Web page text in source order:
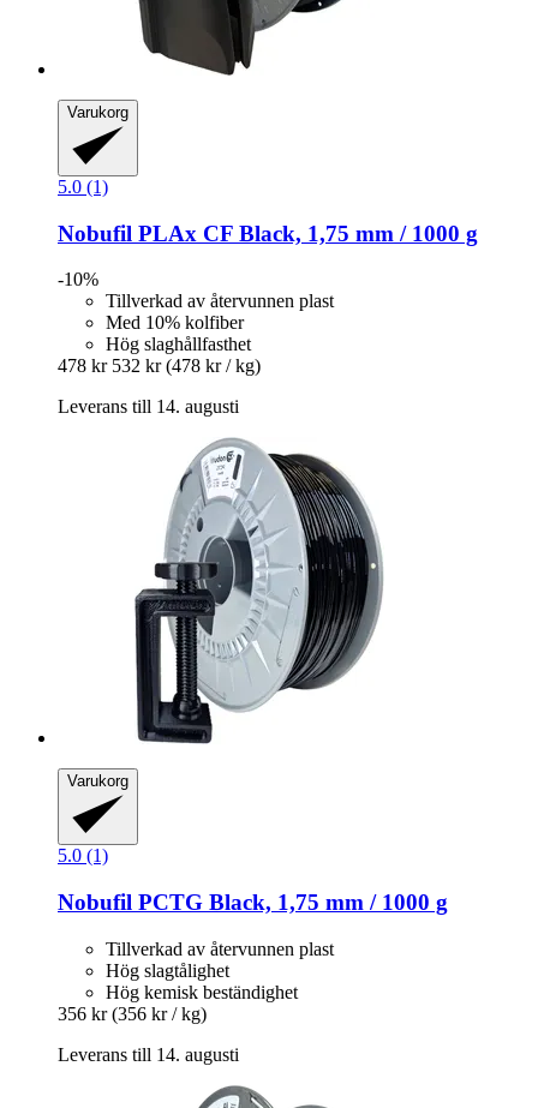
Varukorg
5.0 (1)
Nobufil PLAx CF Black, 1,75 mm / 1000 g
-10%
Tillverkad av återvunnen plast
Med 10% kolfiber
Hög slaghållfasthet
478 kr 532 kr (478 kr / kg)
Leverans till 14. augusti
Varukorg
5.0 (1)
Nobufil PCTG Black, 1,75 mm / 1000 g
Tillverkad av återvunnen plast
Hög slagtålighet
Hög kemisk beständighet
356 kr (356 kr / kg)
Leverans till 14. augusti